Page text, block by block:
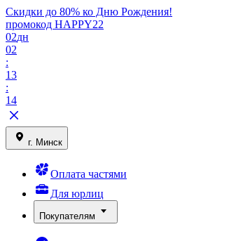
Скидки до 80% ко Дню Рождения!
промокод HAPPY22
02дн
02
:
13
:
14
г. Минск
Оплата частями
Для юрлиц
Покупателям